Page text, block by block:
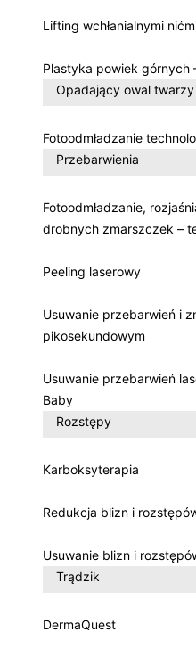
Lifting wchłanialnymi
Plastyka powiek górnych
Opadający owal twarzy
Fotoodmładzanie
Przebarwienia
Fotoodmładzanie,
drobnych zmarszczek –
Peeling laserowy
Usuwanie przebarwień i
pikosekundowym
Usuwanie przebarwień
Baby
Rozstępy
Karboksyterapia
Redukcja blizn i
Usuwanie blizn i
Trądzik
DermaQuest